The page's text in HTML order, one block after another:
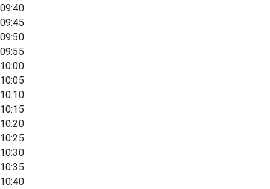
09:40
09:45
09:50
09:55
10:00
10:05
10:10
10:15
10:20
10:25
10:30
10:35
10:40